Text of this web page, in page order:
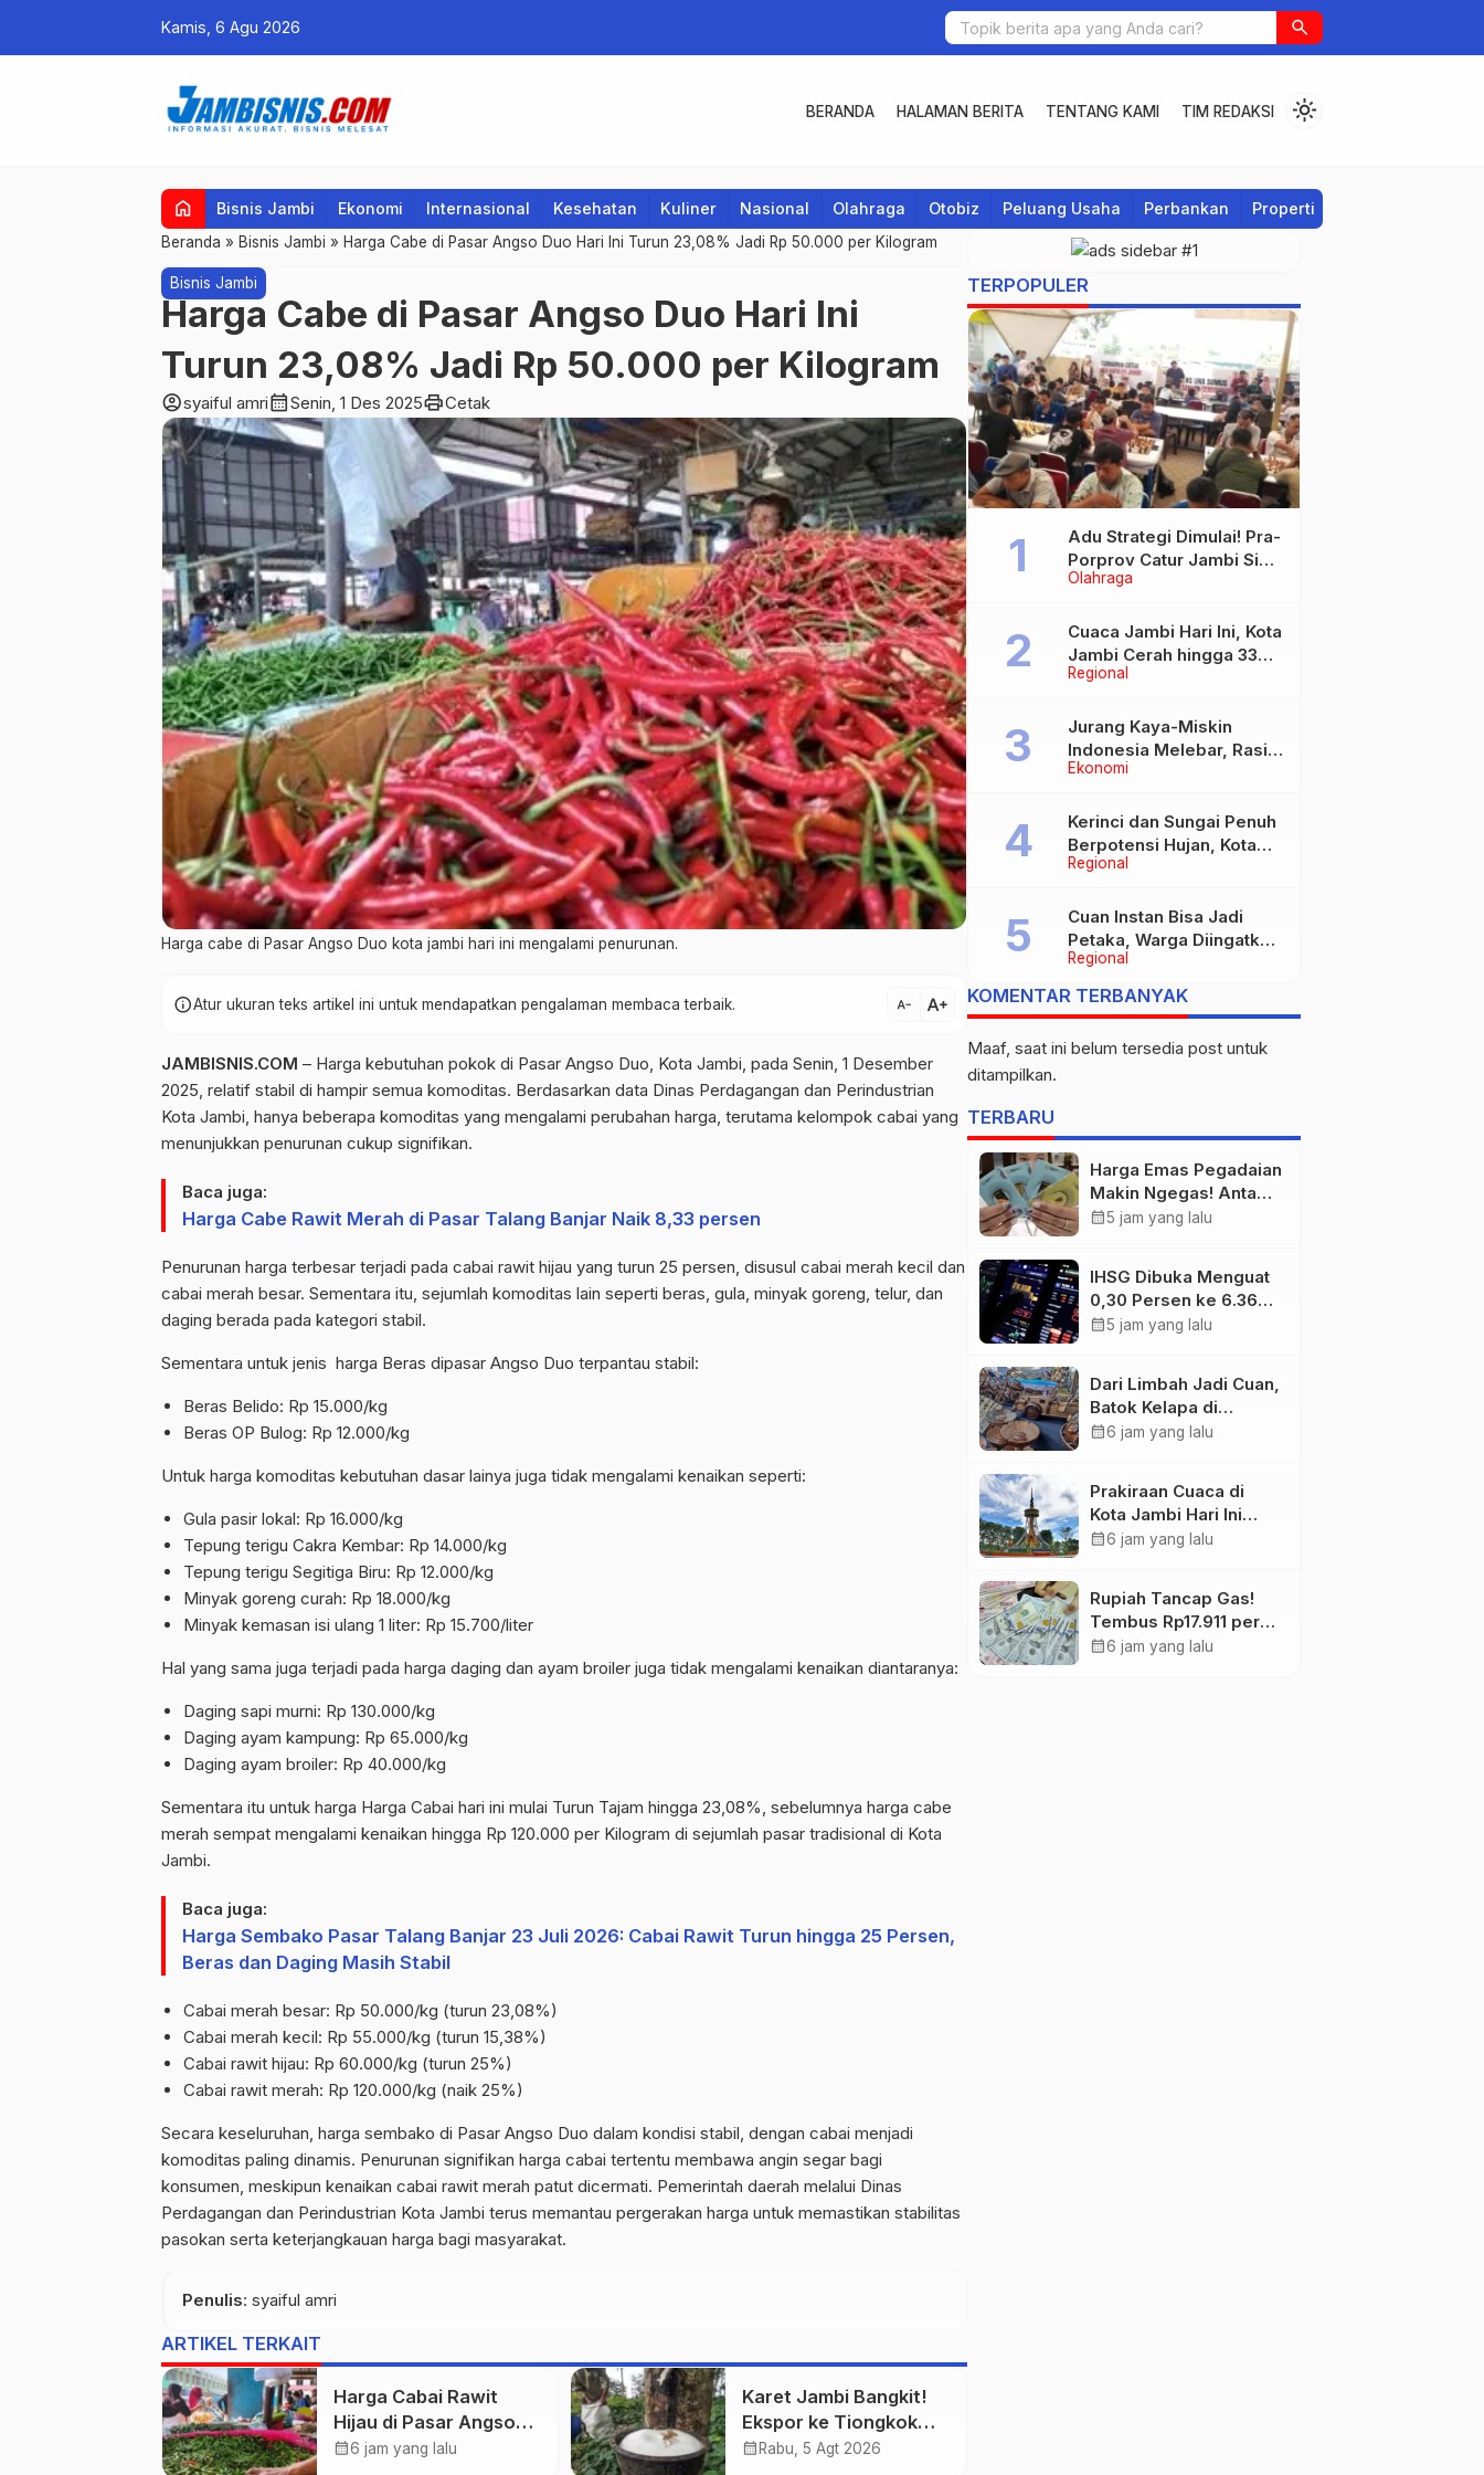
Kamis, 6 Agu 2026 search
BERANDA HALAMAN BERITA TENTANG KAMI TIM REDAKSI light_mode
home Bisnis Jambi Ekonomi Internasional Kesehatan Kuliner Nasional Olahraga Otobiz Peluang Usaha Perbankan Properti
Beranda » Bisnis Jambi » Harga Cabe di Pasar Angso Duo Hari Ini Turun 23,08% Jadi Rp 50.000 per Kilogram
Bisnis Jambi
Harga Cabe di Pasar Angso Duo Hari Ini
Turun 23,08% Jadi Rp 50.000 per Kilogram
account_circlesyaiful amricalendar_monthSenin, 1 Des 2025printCetak
Harga cabe di Pasar Angso Duo kota jambi hari ini mengalami penurunan.
infoAtur ukuran teks artikel ini untuk mendapatkan pengalaman membaca terbaik. text_decrease text_increase
JAMBISNIS.COM – Harga kebutuhan pokok di Pasar Angso Duo, Kota Jambi, pada Senin, 1 Desember
2025, relatif stabil di hampir semua komoditas. Berdasarkan data Dinas Perdagangan dan Perindustrian
Kota Jambi, hanya beberapa komoditas yang mengalami perubahan harga, terutama kelompok cabai yang
menunjukkan penurunan cukup signifikan.
Baca juga:
Harga Cabe Rawit Merah di Pasar Talang Banjar Naik 8,33 persen
Penurunan harga terbesar terjadi pada cabai rawit hijau yang turun 25 persen, disusul cabai merah kecil dan
cabai merah besar. Sementara itu, sejumlah komoditas lain seperti beras, gula, minyak goreng, telur, dan
daging berada pada kategori stabil.
Sementara untuk jenis harga Beras dipasar Angso Duo terpantau stabil:
Beras Belido: Rp 15.000/kg
Beras OP Bulog: Rp 12.000/kg
Untuk harga komoditas kebutuhan dasar lainya juga tidak mengalami kenaikan seperti:
Gula pasir lokal: Rp 16.000/kg
Tepung terigu Cakra Kembar: Rp 14.000/kg
Tepung terigu Segitiga Biru: Rp 12.000/kg
Minyak goreng curah: Rp 18.000/kg
Minyak kemasan isi ulang 1 liter: Rp 15.700/liter
Hal yang sama juga terjadi pada harga daging dan ayam broiler juga tidak mengalami kenaikan diantaranya:
Daging sapi murni: Rp 130.000/kg
Daging ayam kampung: Rp 65.000/kg
Daging ayam broiler: Rp 40.000/kg
Sementara itu untuk harga Harga Cabai hari ini mulai Turun Tajam hingga 23,08%, sebelumnya harga cabe
merah sempat mengalami kenaikan hingga Rp 120.000 per Kilogram di sejumlah pasar tradisional di Kota
Jambi.
Baca juga:
Harga Sembako Pasar Talang Banjar 23 Juli 2026: Cabai Rawit Turun hingga 25 Persen,
Beras dan Daging Masih Stabil
Cabai merah besar: Rp 50.000/kg (turun 23,08%)
Cabai merah kecil: Rp 55.000/kg (turun 15,38%)
Cabai rawit hijau: Rp 60.000/kg (turun 25%)
Cabai rawit merah: Rp 120.000/kg (naik 25%)
Secara keseluruhan, harga sembako di Pasar Angso Duo dalam kondisi stabil, dengan cabai menjadi
komoditas paling dinamis. Penurunan signifikan harga cabai tertentu membawa angin segar bagi
konsumen, meskipun kenaikan cabai rawit merah patut dicermati. Pemerintah daerah melalui Dinas
Perdagangan dan Perindustrian Kota Jambi terus memantau pergerakan harga untuk memastikan stabilitas
pasokan serta keterjangkauan harga bagi masyarakat.
Penulis: syaiful amri
ARTIKEL TERKAIT
Harga Cabai Rawit
Hijau di Pasar Angso
Duo Tembus Rp55.000
calendar_month6 jam yang lalu
Karet Jambi Bangkit!
Ekspor ke Tiongkok
Tembus US$5,57 Juta
calendar_month Rabu, 5 Agt 2026
TERPOPULER
Olahraga
Adu Strategi Dimulai! Pra-
Porprov Catur Jambi Siap
Digelar, Libatkan 72 Atlet
Regional
Cuaca Jambi Hari Ini, Kota
Jambi Cerah hingga 33
Derajat Celsius
Ekonomi
Jurang Kaya-Miskin
Indonesia Melebar, Rasio
Gini Naik Jadi 0,368 pada
Regional
Kerinci dan Sungai Penuh
Berpotensi Hujan, Kota
Jambi Berawan
Regional
Cuan Instan Bisa Jadi
Petaka, Warga Diingatkan
Waspada Investasi
Bodong dan Judi Online
KOMENTAR TERBANYAK
Maaf, saat ini belum tersedia post untuk
ditampilkan.
TERBARU
Harga Emas Pegadaian
Makin Ngegas! Antam
Tembus Rp2,787 Juta
calendar_month5 jam yang lalu
IHSG Dibuka Menguat
0,30 Persen ke 6.369,
Saham Emas dan
calendar_month5 jam yang lalu
Dari Limbah Jadi Cuan,
Batok Kelapa di
Tanjung Jabung Barat
calendar_month6 jam yang lalu
Prakiraan Cuaca di
Kota Jambi Hari Ini
Berawan 24-32°C,
calendar_month6 jam yang lalu
Rupiah Tancap Gas!
Tembus Rp17.911 per
Dolar AS di Awal
calendar_month6 jam yang lalu